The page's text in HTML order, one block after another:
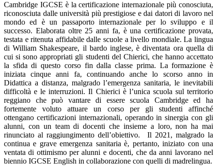
Cambridge IGCSE è la certificazione internazionale più conosciuta,
riconosciuta dalle università più prestigiose e dai datori di lavoro nel
mondo ed è un passaporto internazionale per lo sviluppo e il
successo. Elaborata oltre 25 anni fa, è una certificazione provata,
testata e ritenuta affidabile dalle scuole a livello mondiale.La lingua
diWilliam Shakespeare, il bardoinglese, è diventata ora quella di
cui si sono appropriati gli studenti del Chierici, che hanno accettato
la sfida di questo corso fin dalla classe prima. La formazione è
iniziata cinque anni fa, continuando anche lo scorso anno in
Didattica a distanza, malgrado l’emergenza sanitaria, le inevitabili
difficoltà e le interruzioni. Il Chierici è l’unica scuola sul territorio
reggiano che può vantare di essere scuola Cambridge ed ha
fortemente voluto attuare un corso per gli studenti affinché
ottengano certificazioni internazionali, operando in sinergia con gli
alunni, con un team di docenti che insieme a loro, non ha mai
rinunciato al raggiungimento dell’obiettivo.
Il 2021, malgrado la
continua e grave emergenza sanitaria è, pertanto, iniziato con una
ventata di ottimismo per alunni e docenti, che da anni lavorano nel
biennio IGCSE English in collaborazione con quelli di madrelingua.